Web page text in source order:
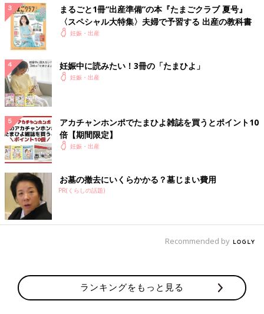
まるごと1冊“出産準備”の本『たまごクラブ 夏号』
〈スペシャル大特集〉夫婦で予習する 出産の教科書
妊娠・出産
妊娠中に読みたい！3冊の「たまひよ」
妊娠・出産
アカチャンホンポでたまひよ雑誌を買うとポイント10
倍【期間限定】
妊娠・出産
お墓の撤去にいくらかかる？墓じまい費用
PR(くらしの話題)
Recommended by
ランキングをもっと見る